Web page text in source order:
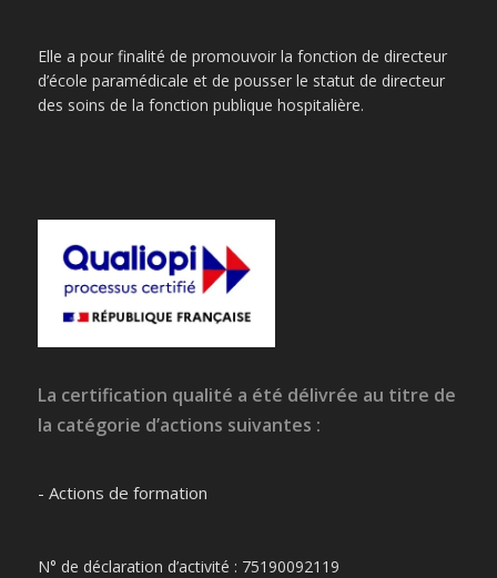
Elle a pour finalité de promouvoir la fonction de directeur
d’école paramédicale et de pousser le statut de directeur
des soins de la fonction publique hospitalière.
La certification qualité a été délivrée au titre de
la catégorie d’actions suivantes :
- Actions de formation
N° de déclaration d’activité : 75190092119